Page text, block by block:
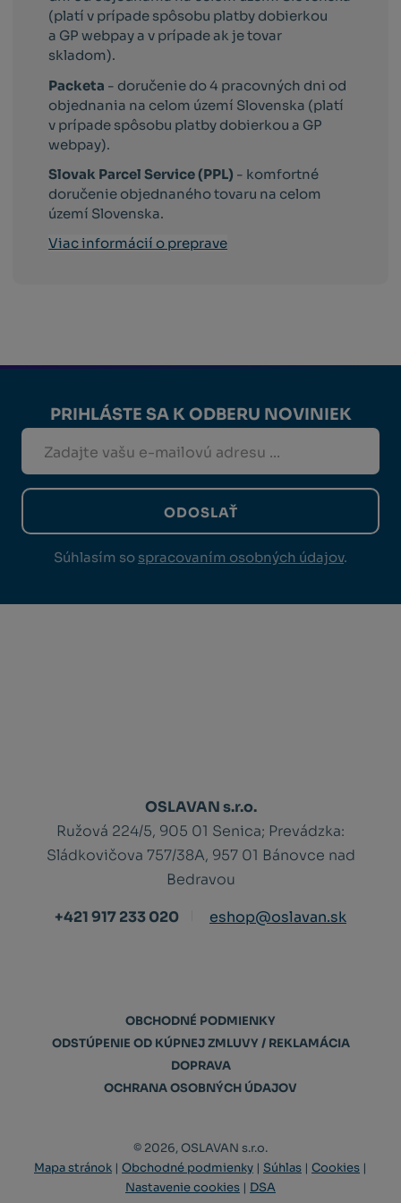
(platí v prípade spôsobu platby dobierkou
a GP webpay a v prípade ak je tovar
skladom).
Packeta - doručenie do 4 pracovných dni od
objednania na celom území Slovenska (platí
v prípade spôsobu platby dobierkou a GP
webpay).
Slovak Parcel Service (PPL) - komfortné
doručenie objednaného tovaru na celom
území Slovenska.
Viac informácií o preprave
PRIHLÁSTE SA K ODBERU NOVINIEK
ODOSLAŤ
Súhlasím so spracovaním osobných údajov.
OSLAVAN s.r.o.
Ružová 224/5, 905 01 Senica; Prevádzka:
Sládkovičova 757/38A, 957 01 Bánovce nad
Bedravou
+421 917 233 020
eshop@oslavan.sk
OBCHODNÉ PODMIENKY
ODSTÚPENIE OD KÚPNEJ ZMLUVY / REKLAMÁCIA
DOPRAVA
OCHRANA OSOBNÝCH ÚDAJOV
© 2026, OSLAVAN s.r.o.
Mapa stránok | Obchodné podmienky | Súhlas | Cookies |
Nastavenie cookies | DSA